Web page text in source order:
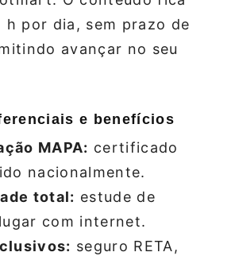
h por dia, sem prazo de
avançar no seu
e benefícios
MAPA: certificado
nacionalmente.
total: estude de
com internet.
seguro RETA,